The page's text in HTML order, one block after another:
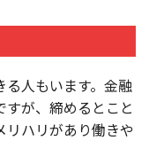
人もいます。金融
が、締めるとこと
リハリがあり働きや